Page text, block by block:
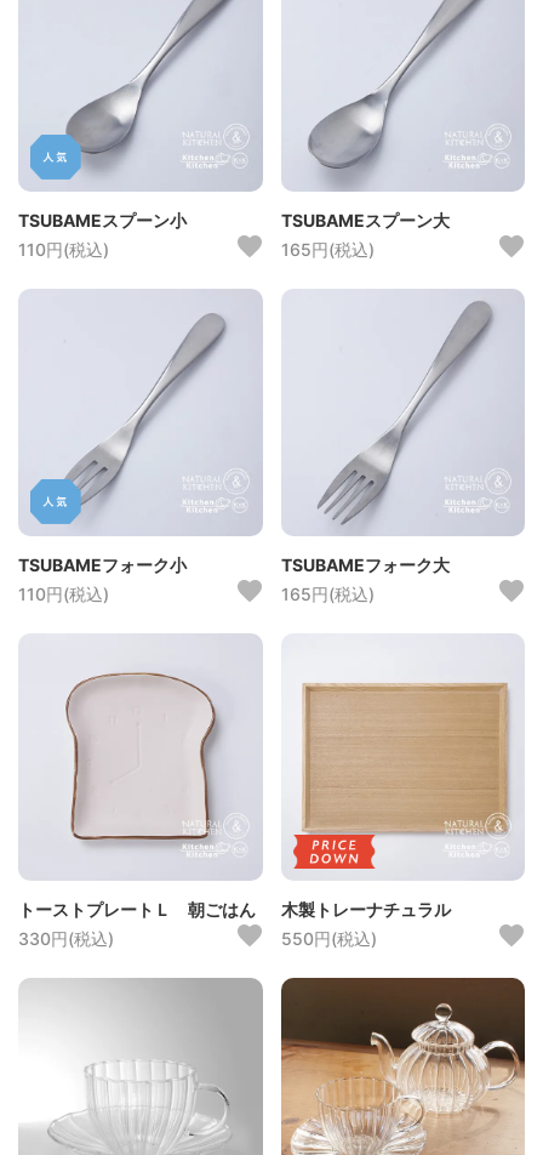
TSUBAMEスプーン小
110円(税込)
TSUBAMEスプーン大
165円(税込)
TSUBAMEフォーク小
110円(税込)
TSUBAMEフォーク大
165円(税込)
トーストプレートＬ 朝ごはん
330円(税込)
木製トレーナチュラル
550円(税込)